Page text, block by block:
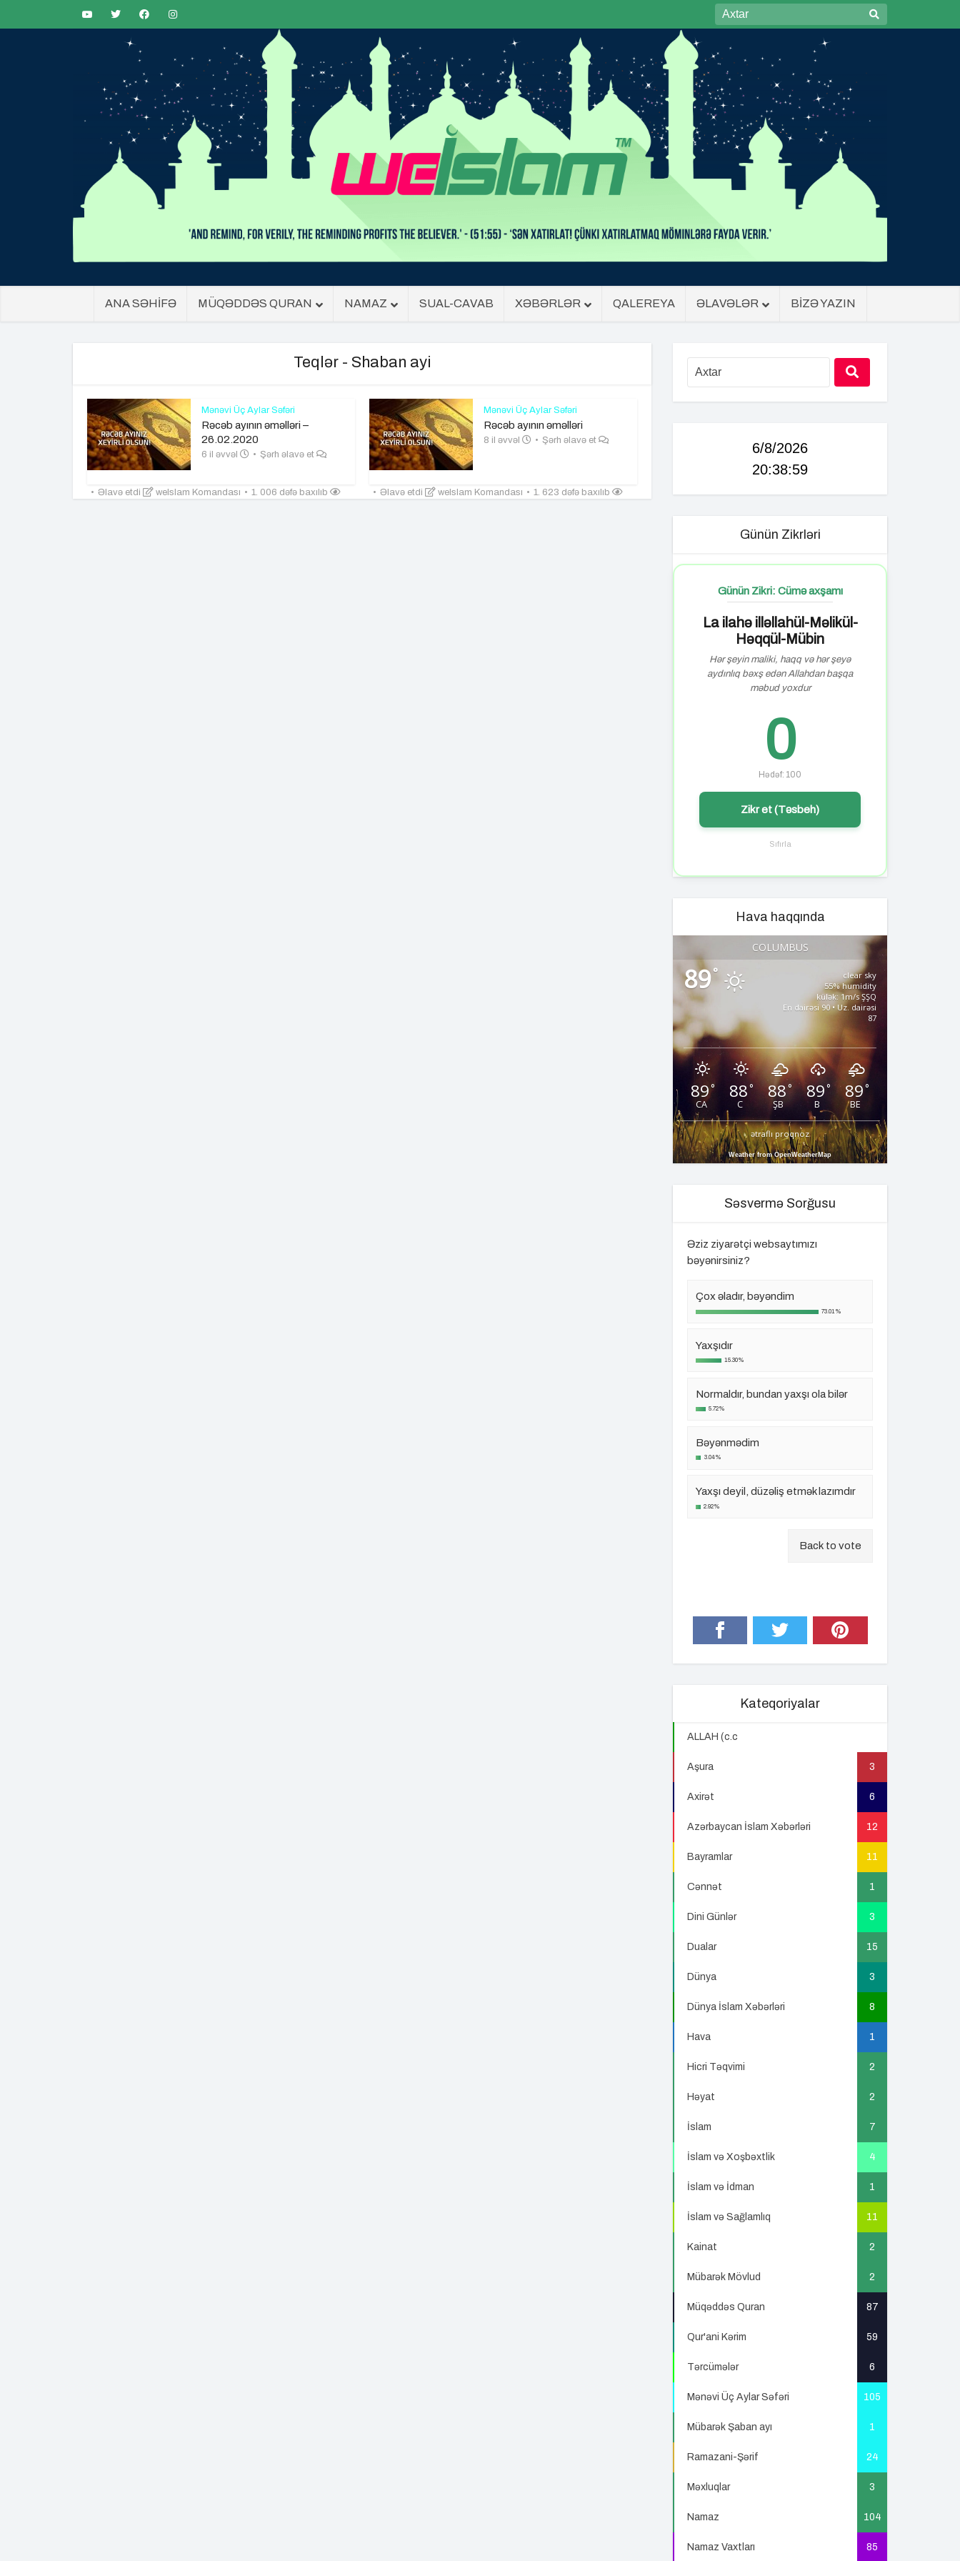
ANA SƏHİFƏ MÜQƏDDƏS QURAN NAMAZ SUAL-CAVAB XƏBƏRLƏR QALEREYA ƏLAVƏLƏR BİZƏ YAZIN
Teqlər - Shaban ayi
Mənəvi Üç Aylar Səfəri
Rəcəb ayının əməlləri –
26.02.2020
6 il əvvəl Şərh əlavə et
Əlavə etdi weIslam Komandası 1. 006 dəfə baxılıb
Mənəvi Üç Aylar Səfəri
Rəcəb ayının əməlləri
8 il əvvəl Şərh əlavə et
Əlavə etdi weIslam Komandası 1. 623 dəfə baxılıb
6/8/2026
20:39:00
Günün Zikrləri
Günün Zikri: Cümə axşamı
La ilahə illəllahül-Məlikül-
Həqqül-Mübin
Hər şeyin maliki, haqq və hər şeyə
aydınlıq bəxş edən Allahdan başqa
məbud yoxdur
0
Hədəf: 100
Zikr et (Təsbeh)
Sıfırla
Hava haqqında
COLUMBUS
89°
clear sky
55% humidity
külək: 1m/s ŞŞQ
En dairəsi 90 • Uz. dairəsi
87
89°
CA
88°
C
88°
ŞB
89°
B
89°
BE
ətraflı proqnoz
Weather from OpenWeatherMap
Səsvermə Sorğusu
Əziz ziyarətçi websaytımızı
bəyənirsiniz?
Çox əladır, bəyəndim
73.01%
Yaxşıdır
15.30%
Normaldır, bundan yaxşı ola bilər
5.72%
Bəyənmədim
3.04%
Yaxşı deyil, düzəliş etmək lazımdır
2.92%
Back to vote
Kateqoriyalar
ALLAH (c.c
Aşura 3
Axirət 6
Azərbaycan İslam Xəbərləri 12
Bayramlar 11
Cənnət 1
Dini Günlər 3
Dualar 15
Dünya 3
Dünya İslam Xəbərləri 8
Hava 1
Hicri Təqvimi 2
Həyat 2
İslam 7
İslam və Xoşbəxtlik 4
İslam və İdman 1
İslam və Sağlamlıq 11
Kainat 2
Mübarək Mövlud 2
Müqəddəs Quran 87
Qur'ani Kərim 59
Tərcümələr 6
Mənəvi Üç Aylar Səfəri 105
Mübarək Şaban ayı 1
Ramazani-Şərif 24
Məxluqlar 3
Namaz 104
Namaz Vaxtları 85